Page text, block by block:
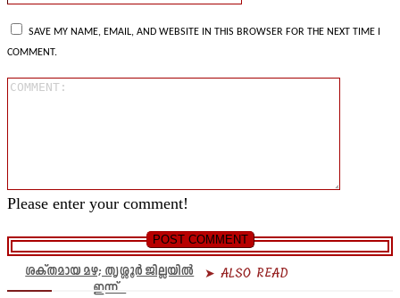
Please enter your comment!
SAVE MY NAME, EMAIL, AND WEBSITE IN THIS BROWSER FOR THE NEXT TIME I
COMMENT.
ശക്തമായ മഴ; തൃശ്ശൂർ ജില്ലയിൽ
ഇന്ന്...
➤ ALSO READ